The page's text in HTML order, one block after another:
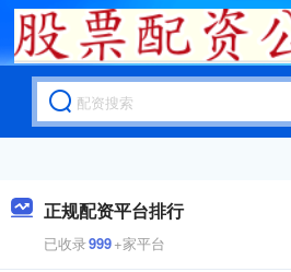
正规配资平台排行
已收录999+家平台